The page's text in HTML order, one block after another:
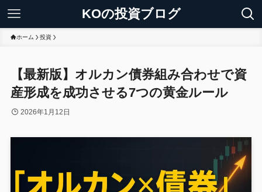
KOの投資ブログ
ホーム 投資
【最新版】オルカン債券組み合わせで資
産形成を成功させる7つの黄金ルール
2026年1月12日